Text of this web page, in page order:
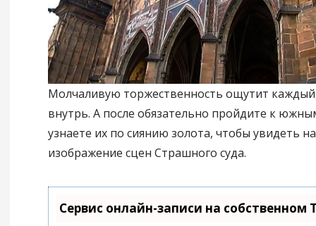
Молчаливую торжественность ощутит
внутрь. А после обязательно пройдите к
узнаете их по сиянию золота, чтобы увидеть
изображение сцен Страшного суда.
Сервис онлайн-записи на собственном